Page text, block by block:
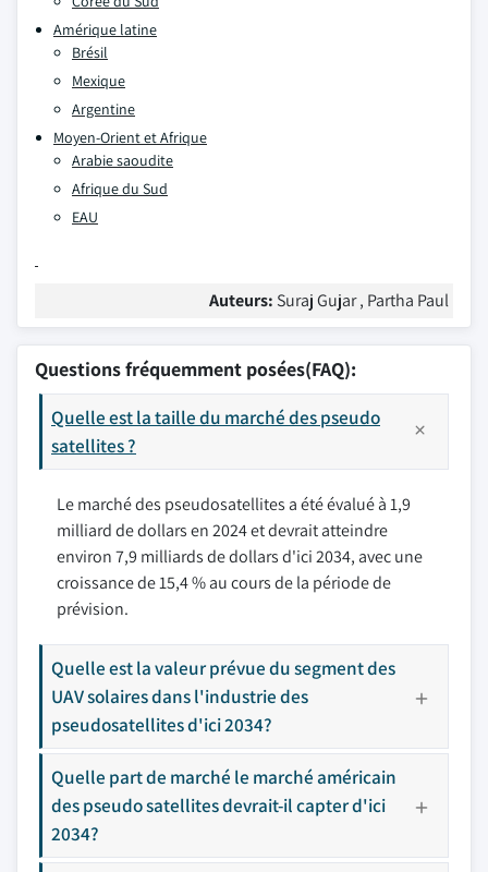
Amérique latine
Brésil
Mexique
Argentine
Moyen-Orient et Afrique
Arabie saoudite
Afrique du Sud
EAU
Auteurs: Suraj Gujar , Partha Paul
Questions fréquemment posées(FAQ):
Quelle est la taille du marché des pseudo
satellites ?
Le marché des pseudosatellites a été évalué à 1,9
milliard de dollars en 2024 et devrait atteindre
environ 7,9 milliards de dollars d'ici 2034, avec une
croissance de 15,4 % au cours de la période de
prévision.
Quelle est la valeur prévue du segment des
UAV solaires dans l'industrie des
pseudosatellites d'ici 2034?
Quelle part de marché le marché américain
des pseudo satellites devrait-il capter d'ici
2034?